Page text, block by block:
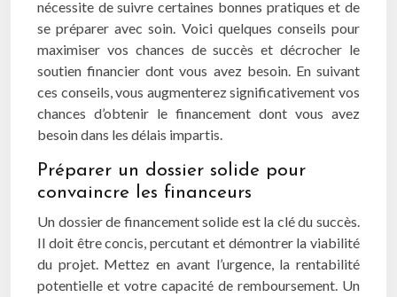
nécessite de suivre certaines bonnes pratiques et de
se préparer avec soin. Voici quelques conseils pour
maximiser vos chances de succès et décrocher le
soutien financier dont vous avez besoin. En suivant
ces conseils, vous augmenterez significativement vos
chances d’obtenir le financement dont vous avez
besoin dans les délais impartis.
Préparer un dossier solide pour
convaincre les financeurs
Un dossier de financement solide est la clé du succès.
Il doit être concis, percutant et démontrer la viabilité
du projet. Mettez en avant l’urgence, la rentabilité
potentielle et votre capacité de remboursement. Un